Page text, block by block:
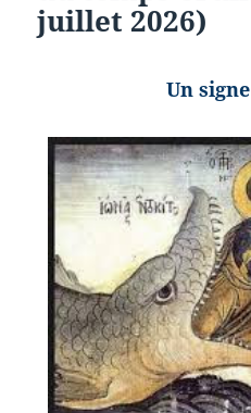
juillet 2026)
Un